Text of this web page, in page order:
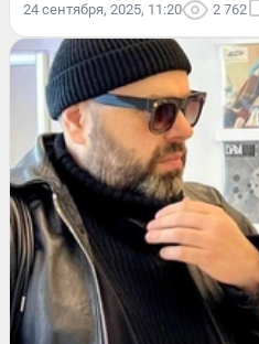
24 сентября, 2025, 11:20 2 762